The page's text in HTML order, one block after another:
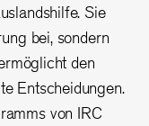
Sie
bei, sondern
den
Entscheidungen.
von IRC